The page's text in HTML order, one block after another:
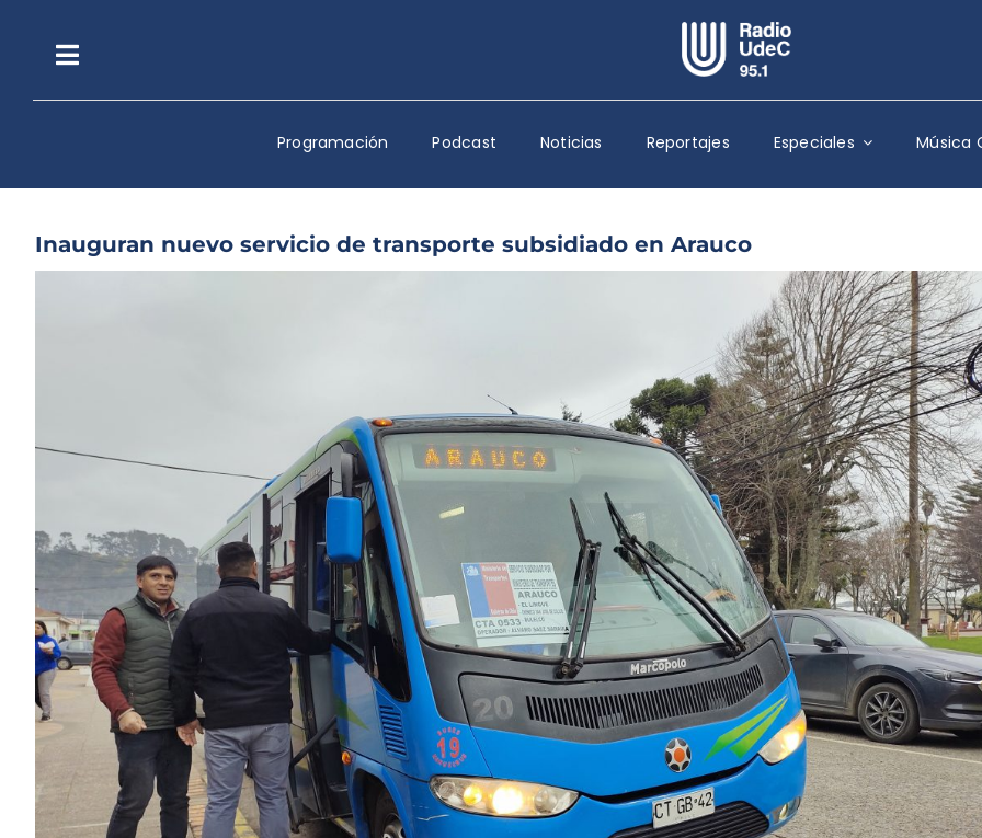
contenidoToggle
Navigation
Escuchar Radio UdeC en vivo
Quiénes Somos
Programación
Podcast
Reportajes
Columnas
Música Clásica
Especiales
Archivo Sonoro
Programación Podcast Noticias Reportajes Especiales Música
Inauguran nuevo servicio de transporte subsidiado en Arauco